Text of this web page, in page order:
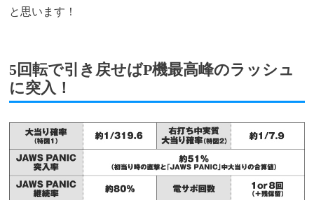
と思います！
5回転で引き戻せばP機最高峰のラッシュ
に突入！